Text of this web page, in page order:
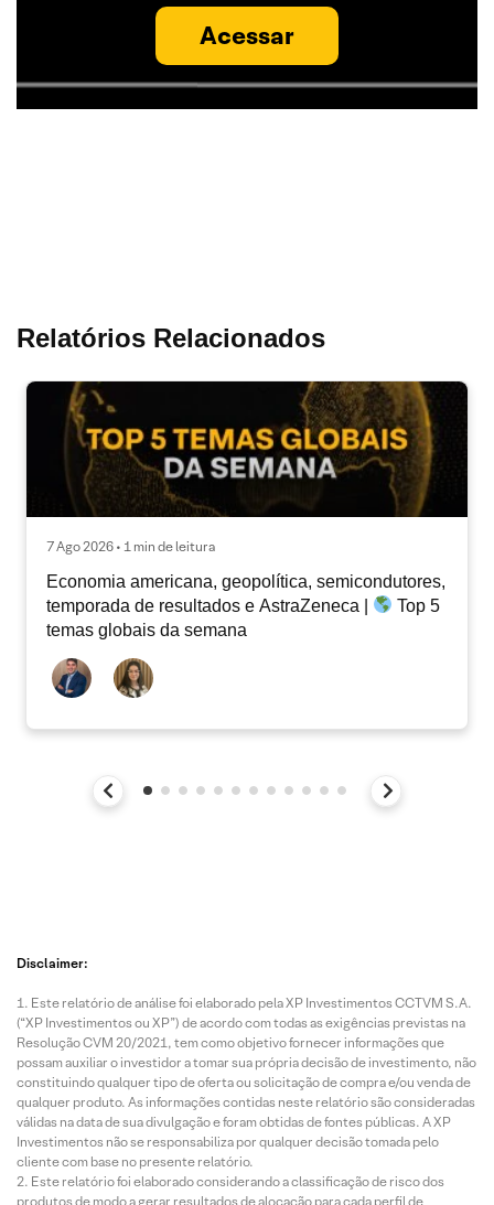
Acessar
Relatórios Relacionados
7 Ago 2026 • 1 min de leitura
Economia americana, geopolítica, semicondutores,
temporada de resultados e AstraZeneca |
Top 5
temas globais da semana
Disclaimer:
Este relatório de análise foi elaborado pela XP Investimentos CCTVM S.A.
(“XP Investimentos ou XP”) de acordo com todas as exigências previstas na
Resolução CVM 20/2021, tem como objetivo fornecer informações que
possam auxiliar o investidor a tomar sua própria decisão de investimento, não
constituindo qualquer tipo de oferta ou solicitação de compra e/ou venda de
qualquer produto. As informações contidas neste relatório são consideradas
válidas na data de sua divulgação e foram obtidas de fontes públicas. A XP
Investimentos não se responsabiliza por qualquer decisão tomada pelo
cliente com base no presente relatório.
Este relatório foi elaborado considerando a classificação de risco dos
produtos de modo a gerar resultados de alocação para cada perfil de